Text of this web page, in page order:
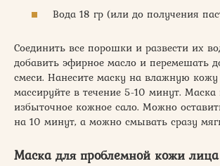
Вода 18 гр (или до получения
Соединить все порошки и развести их
добавить эфирное масло и перемешать
смеси. Нанесите маску на влажную кожу
массируйте в течение 5-10 минут. Маска
избыточное кожное сало. Можно
на 10 минут, а можно смывать сразу
Маска для проблемной кожи лица